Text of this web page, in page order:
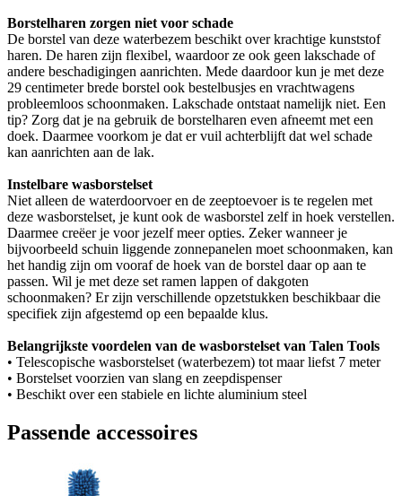
Borstelharen zorgen niet voor schade
De borstel van deze waterbezem beschikt over krachtige kunststof
haren. De haren zijn flexibel, waardoor ze ook geen lakschade of
andere beschadigingen aanrichten. Mede daardoor kun je met deze
29 centimeter brede borstel ook bestelbusjes en vrachtwagens
probleemloos schoonmaken. Lakschade ontstaat namelijk niet. Een
tip? Zorg dat je na gebruik de borstelharen even afneemt met een
doek. Daarmee voorkom je dat er vuil achterblijft dat wel schade
kan aanrichten aan de lak.
Instelbare wasborstelset
Niet alleen de waterdoorvoer en de zeeptoevoer is te regelen met
deze wasborstelset, je kunt ook de wasborstel zelf in hoek verstellen.
Daarmee creëer je voor jezelf meer opties. Zeker wanneer je
bijvoorbeeld schuin liggende zonnepanelen moet schoonmaken, kan
het handig zijn om vooraf de hoek van de borstel daar op aan te
passen. Wil je met deze set ramen lappen of dakgoten
schoonmaken? Er zijn verschillende opzetstukken beschikbaar die
specifiek zijn afgestemd op een bepaalde klus.
Belangrijkste voordelen van de wasborstelset van Talen Tools
• Telescopische wasborstelset (waterbezem) tot maar liefst 7 meter
• Borstelset voorzien van slang en zeepdispenser
• Beschikt over een stabiele en lichte aluminium steel
Passende accessoires